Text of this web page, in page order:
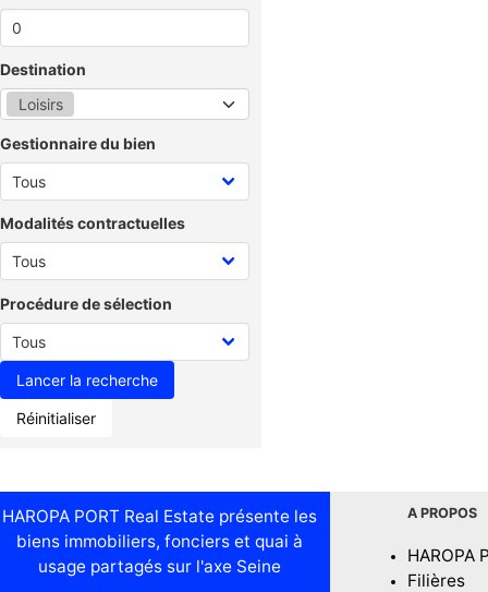
Destination
Loisirs
Gestionnaire du bien
Modalités contractuelles
Procédure de sélection
Réinitialiser
HAROPA PORT Real Estate présente les
biens immobiliers, fonciers et quai à
usage partagés sur l'axe Seine
A PROPOS
HAROPA
Filières